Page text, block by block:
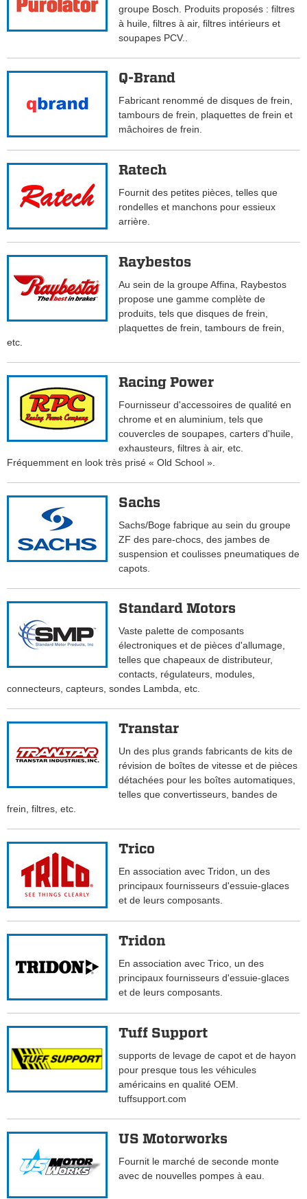
groupe Bosch. Produits proposés : filtres
à huile, filtres à air, filtres intérieurs et
soupapes PCV..
Q-Brand
Fabricant renommé de disques de frein,
tambours de frein, plaquettes de frein et
mâchoires de frein.
Ratech
Fournit des petites pièces, telles que
rondelles et manchons pour essieux
arrière.
Raybestos
Au sein de la groupe Affina, Raybestos
propose une gamme complète de
produits, tels que disques de frein,
plaquettes de frein, tambours de frein,
etc.
Racing Power
Fournisseur d'accessoires de qualité en
chrome et en aluminium, tels que
couvercles de soupapes, carters d'huile,
exhausteurs, filtres à air, etc.
Fréquemment en look très prisé « Old School ».
Sachs
Sachs/Boge fabrique au sein du groupe
ZF des pare-chocs, des jambes de
suspension et coulisses pneumatiques de
capots.
Standard Motors
Vaste palette de composants
électroniques et de pièces d'allumage,
telles que chapeaux de distributeur,
contacts, régulateurs, modules,
connecteurs, capteurs, sondes Lambda, etc.
Transtar
Un des plus grands fabricants de kits de
révision de boîtes de vitesse et de pièces
détachées pour les boîtes automatiques,
telles que convertisseurs, bandes de
frein, filtres, etc.
Trico
En association avec Tridon, un des
principaux fournisseurs d'essuie-glaces
et de leurs composants.
Tridon
En association avec Trico, un des
principaux fournisseurs d'essuie-glaces
et de leurs composants.
Tuff Support
supports de levage de capot et de hayon
pour presque tous les véhicules
américains en qualité OEM.
tuffsupport.com
US Motorworks
Fournit le marché de seconde monte
avec de nouvelles pompes à eau.